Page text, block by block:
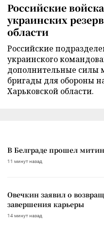
Российские
украинских
области
Российские
украинского
дополнительные силы
бригады для обороны
Харьковской области.
В Белграде прошел
11 минут назад
Овечкин заявил о
завершения карьеры
14 минут назад